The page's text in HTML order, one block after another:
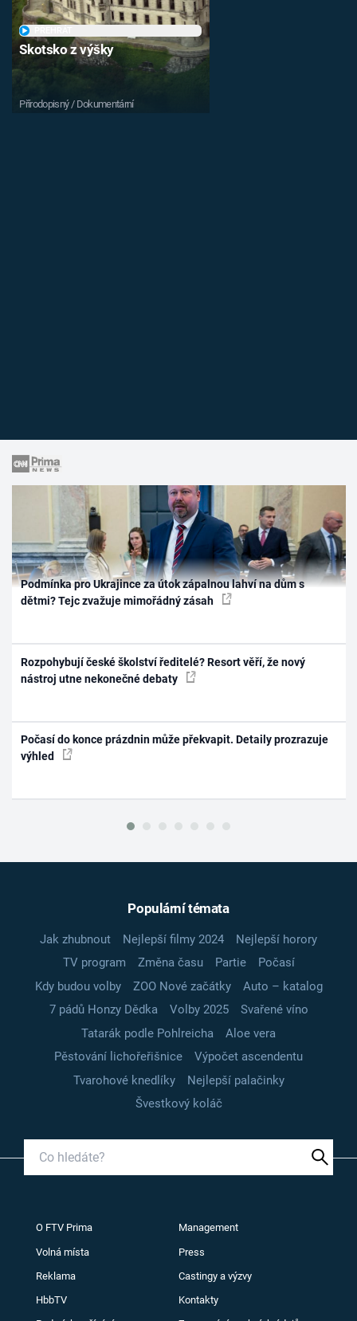
Skotsko z výšky
Přírodopisný / Dokumentární
Podmínka pro Ukrajince za útok zápalnou lahví na dům s
dětmi? Tejc zvažuje mimořádný zásah
Rozpohybují české školství ředitelé? Resort věří, že nový
nástroj utne nekonečné debaty
Počasí do konce prázdnin může překvapit. Detaily prozrazuje
výhled
Populární témata
Jak zhubnout Nejlepší filmy 2024
Nejlepší horory
TV program
Změna času Partie
Počasí
Kdy budou volby
ZOO Nové začátky
Auto – katalog
7 pádů Honzy Dědka
Volby 2025
Svařené víno
Tatarák podle Pohlreicha
Aloe vera
Pěstování lichořeřišnice
Výpočet ascendentu
Tvarohové knedlíky
Nejlepší palačinky
Švestkový koláč
O FTV Prima Management
Volná místa Press
Reklama Castingy a výzvy
HbbTV Kontakty